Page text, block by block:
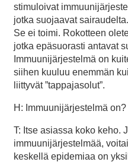
stimuloivat
jotka suojaavat
Se ei toimi. Rokotteen
jotka epäsuorasti antavat
Immuunijärjestelmä on
siihen kuuluu enemmän
liittyvät ”tappajasolut”.
H: Immuunijärjestelmä on?
T: Itse asiassa koko keho.
immuunijärjestelmää,
keskellä epidemiaa on